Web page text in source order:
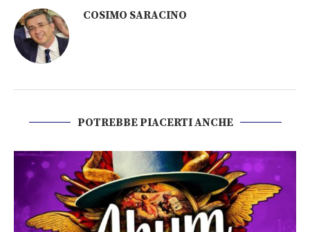
COSIMO SARACINO
POTREBBE PIACERTI ANCHE